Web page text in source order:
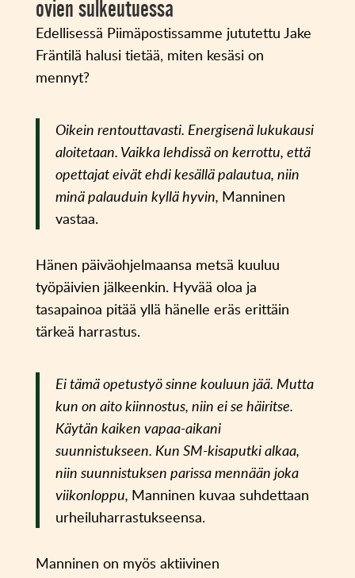
ovien sulkeutuessa
Edellisessä Piimäpostissamme jututettu Jake
Fräntilä halusi tietää, miten kesäsi on
mennyt?
Oikein rentouttavasti. Energisenä lukukausi
aloitetaan. Vaikka lehdissä on kerrottu, että
opettajat eivät ehdi kesällä palautua, niin
minä palauduin kyllä hyvin, Manninen
vastaa.
Hänen päiväohjelmaansa metsä kuuluu
työpäivien jälkeenkin. Hyvää oloa ja
tasapainoa pitää yllä hänelle eräs erittäin
tärkeä harrastus.
Ei tämä opetustyö sinne kouluun jää. Mutta
kun on aito kiinnostus, niin ei se häiritse.
Käytän kaiken vapaa-aikani
suunnistukseen. Kun SM-kisaputki alkaa,
niin suunnistuksen parissa mennään joka
viikonloppu, Manninen kuvaa suhdettaan
urheiluharrastukseensa.
Manninen on myös aktiivinen